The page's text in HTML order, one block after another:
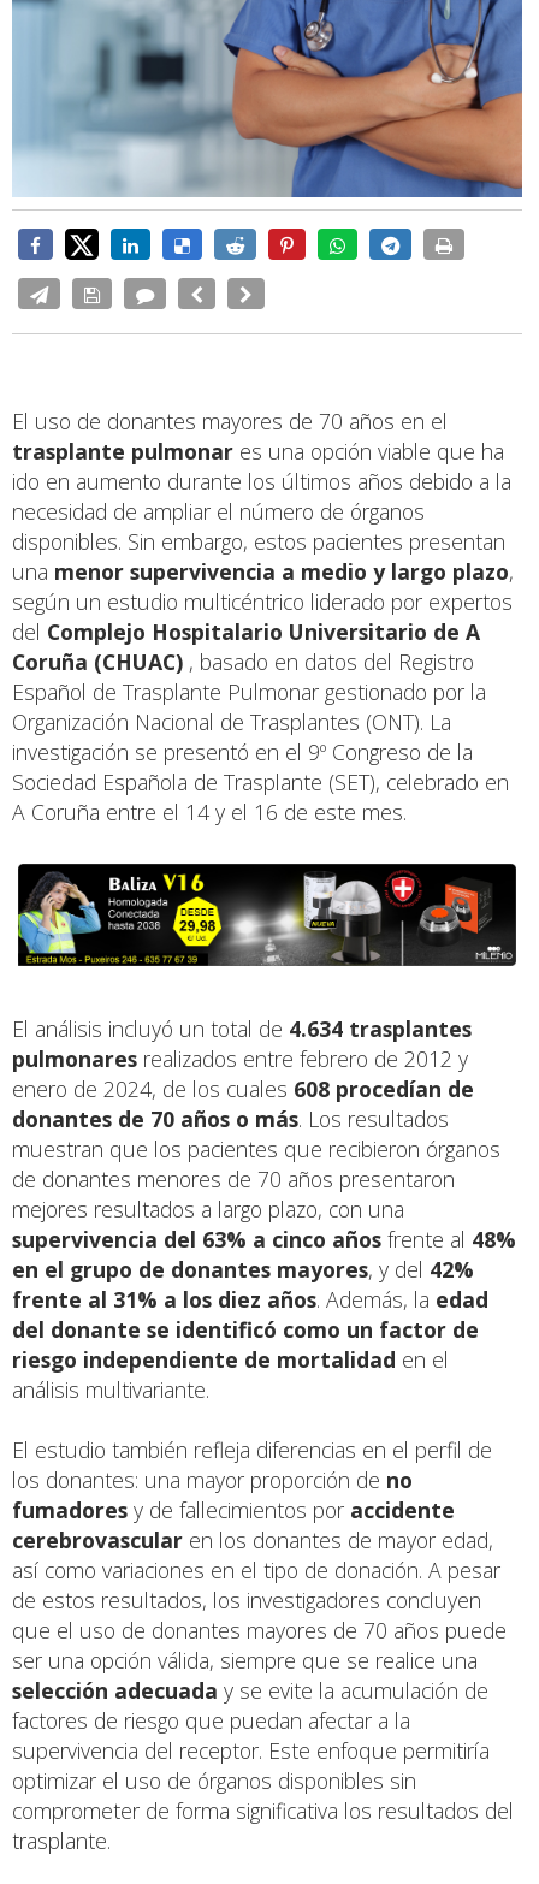
El uso de donantes mayores de 70 años en el
trasplante pulmonar es una opción viable que ha
ido en aumento durante los últimos años debido a la
necesidad de ampliar el número de órganos
disponibles. Sin embargo, estos pacientes presentan
una menor supervivencia a medio y largo plazo,
según un estudio multicéntrico liderado por expertos
del Complejo Hospitalario Universitario de A
Coruña (CHUAC) , basado en datos del Registro
Español de Trasplante Pulmonar gestionado por la
Organización Nacional de Trasplantes (ONT). La
investigación se presentó en el 9º Congreso de la
Sociedad Española de Trasplante (SET), celebrado en
A Coruña entre el 14 y el 16 de este mes.
El análisis incluyó un total de 4.634 trasplantes
pulmonares realizados entre febrero de 2012 y
enero de 2024, de los cuales 608 procedían de
donantes de 70 años o más. Los resultados
muestran que los pacientes que recibieron órganos
de donantes menores de 70 años presentaron
mejores resultados a largo plazo, con una
supervivencia del 63% a cinco años frente al 48%
en el grupo de donantes mayores, y del 42%
frente al 31% a los diez años. Además, la edad
del donante se identificó como un factor de
riesgo independiente de mortalidad en el
análisis multivariante.
El estudio también refleja diferencias en el perfil de
los donantes: una mayor proporción de no
fumadores y de fallecimientos por accidente
cerebrovascular en los donantes de mayor edad,
así como variaciones en el tipo de donación. A pesar
de estos resultados, los investigadores concluyen
que el uso de donantes mayores de 70 años puede
ser una opción válida, siempre que se realice una
selección adecuada y se evite la acumulación de
factores de riesgo que puedan afectar a la
supervivencia del receptor. Este enfoque permitiría
optimizar el uso de órganos disponibles sin
comprometer de forma significativa los resultados del
trasplante.